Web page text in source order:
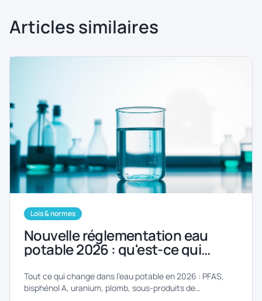
Articles similaires
Lois & normes
Nouvelle réglementation eau
potable 2026 : qu'est-ce qui
change dans votre robinet ?
Tout ce qui change dans l'eau potable en 2026 : PFAS,
bisphénol A, uranium, plomb, sous-produits de